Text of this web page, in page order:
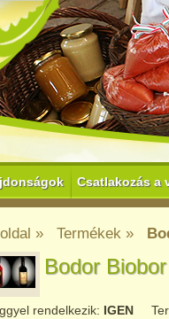
Csatlakozás a
» Termékek »
Bodor Biobor
rendelkezik: IGEN